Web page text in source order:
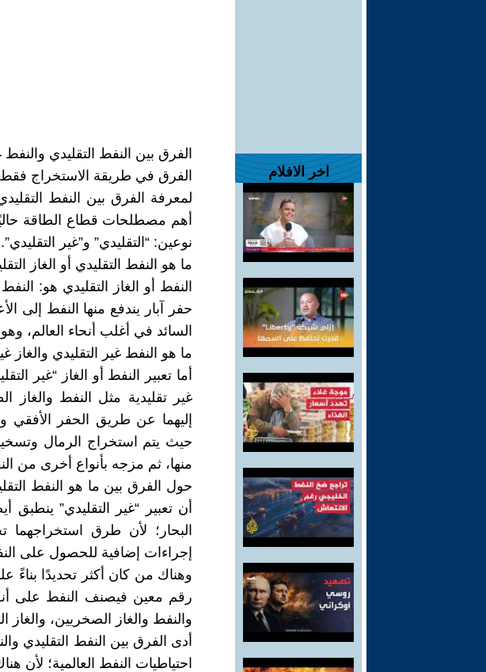
اخر الافلام
الفرق بين النفط التقليدي والنفط
الفرق في طريقة الاستخراج فقط
لمعرفة الفرق بين النفط
أهم مصطلحات قطاع الطاقة
نوعين: “التقليدي” و”غير التقليدي”.
ما هو النفط التقليدي أو الغاز
النفط أو الغاز التقليدي هو:
حفر آبار يندفع منها النفط إلى
السائد في أغلب أنحاء العالم،
ما هو النفط غير التقليدي والغاز
أما تعبير النفط أو الغاز “غير
غير تقليدية مثل النفط والغاز
إليهما عن طريق الحفر الأفقي
حيث يتم استخراج الرمال
منها، ثم مزجه بأنواع أخرى من
حول الفرق بين ما هو النفط
أن تعبير “غير التقليدي”
البحار؛ لأن طرق
إجراءات إضافية للحصول على
وهناك من كان أكثر تحديدًا
رقم معين فيصنف النفط على
والنفط والغاز الصخريين،
أدى الفرق بين النفط التقليدي